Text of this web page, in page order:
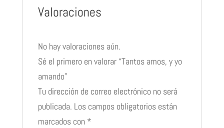
Valoraciones
No hay valoraciones aún.
Sé el primero en valorar “Tantos amos, y yo
amando”
Tu dirección de correo electrónico no será
publicada. Los campos obligatorios están
marcados con *